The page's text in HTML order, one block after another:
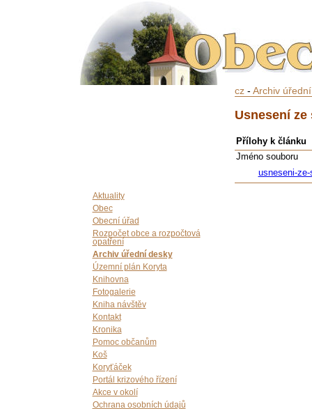
Aktuality
Obec
Obecní úřad
Rozpočet obce a rozpočtová
opatření
Archiv úřední desky
Územní plán Koryta
Knihovna
Fotogalerie
Kniha návštěv
Kontakt
Kronika
Pomoc občanům
Koš
Koryťáček
Portál krizového řízení
Akce v okolí
Ochrana osobních údajů
cz- Archiv
Usnesení ze
Přílohy k článku
Jméno souboru
usneseni-